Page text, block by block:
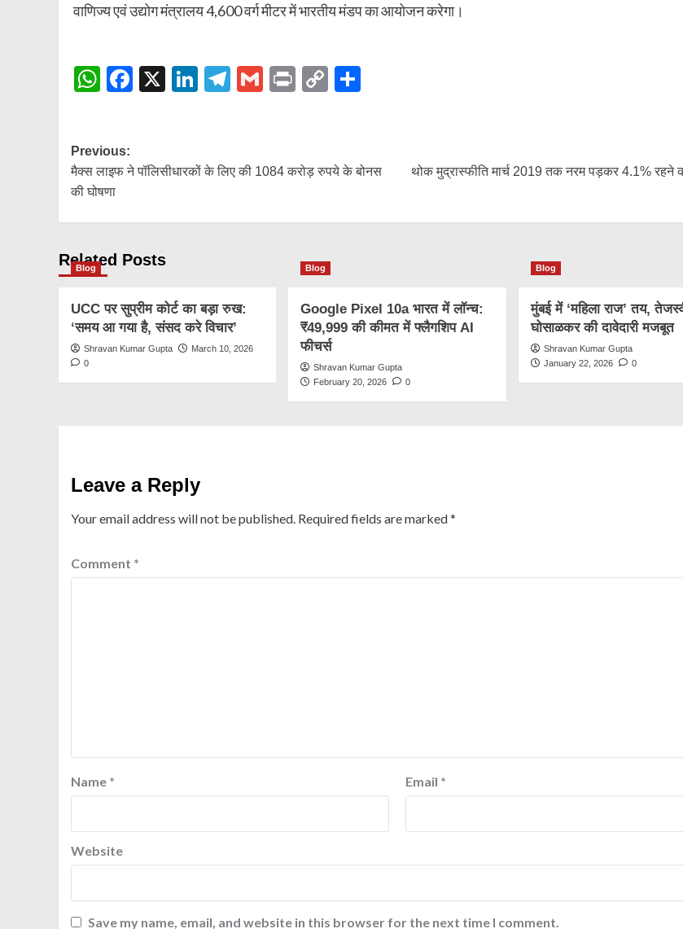
वाणिज्य एवं उद्योग मंत्रालय 4,600 वर्ग मीटर में भारतीय मंडप का आयोजन करेगा।
WhatsApp
Facebook
X LinkedIn
Telegram
GmailPrintCopy
Post
navigation
Previous:
मैक्स लाइफ ने पॉलिसीधारकों के लिए की 1084 करोड़ रुपये के बोनस
की घोषणा
थोक मुद्रास्फीति मार्च 2019 तक नरम पड़कर 4.1% रहने
Related Posts
Blog
UCC पर सुप्रीम कोर्ट का बड़ा रुख:
‘समय आ गया है, संसद करे विचार’
Shravan Kumar Gupta
March 10, 2026
0
Blog
Google Pixel 10a भारत में लॉन्च:
₹49,999 की कीमत में फ्लैगशिप AI
फीचर्स
Shravan Kumar Gupta
February 20, 2026
0
Blog
मुंबई में ‘महिला राज’ तय,
घोसाळकर की दावेदारी मजबूत
Shravan Kumar Gupta
January 22, 2026
0
Leave a Reply
Your email address will not be published. Required fields are marked*
Comment *
Name * Email *
Website
Save my name, email, and website in this browser for the next time I comment.